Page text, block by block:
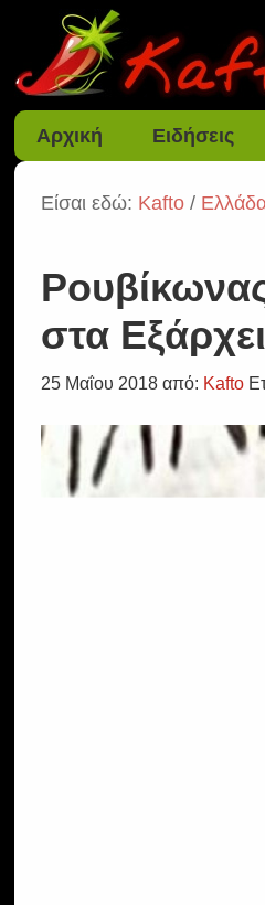
Αρχική Ειδήσεις
Είσαι εδώ: Kafto /
στα
25 Μαΐου 2018 από: Kafto